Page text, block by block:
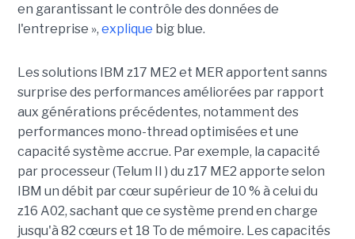
en garantissant le contrôle des données de
l'entreprise », explique big blue.
Les solutions IBM z17 ME2 et MER apportent sanns
surprise des performances améliorées par rapport
aux générations précédentes, notamment des
performances mono-thread optimisées et une
capacité système accrue. Par exemple, la capacité
par processeur (Telum II ) du z17 ME2 apporte selon
IBM un débit par cœur supérieur de 10 % à celui du
z16 A02, sachant que ce système prend en charge
jusqu'à 82 cœurs et 18 To de mémoire. Les capacités